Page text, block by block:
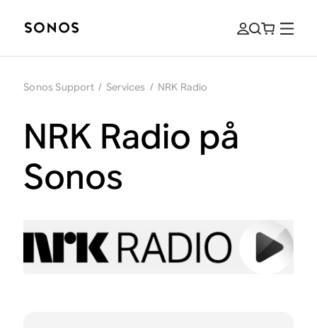
Sonos Support / Services / NRK Radio
NRK Radio på
Sonos